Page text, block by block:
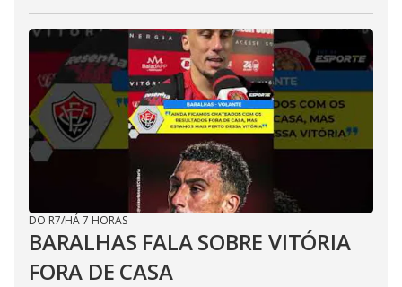
DO R7/HÁ 7 HORAS
BARALHAS FALA SOBRE VITÓRIA
FORA DE CASA